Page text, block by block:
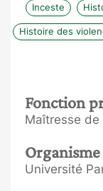
Inceste
Histoire des
Fonction
Maîtresse
Organisme
Université